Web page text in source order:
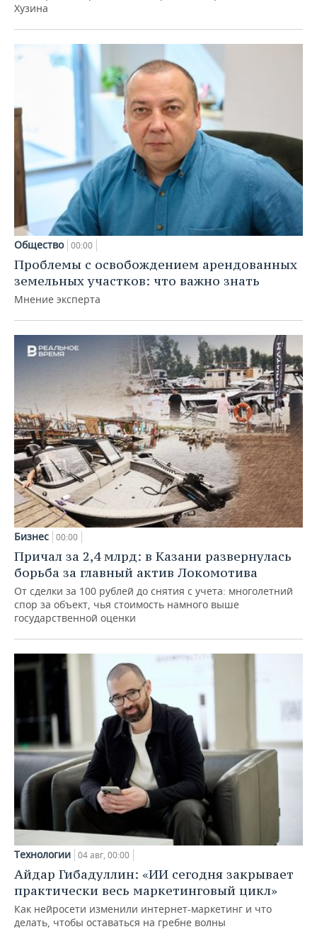
Хузина
Общество 00:00
Проблемы с освобождением арендованных
земельных участков: что важно знать
Мнение эксперта
Бизнес 00:00
Причал за 2,4 млрд: в Казани развернулась
борьба за главный актив Локомотива
От сделки за 100 рублей до снятия с учета: многолетний
спор за объект, чья стоимость намного выше
государственной оценки
Технологии 04 авг, 00:00
Айдар Гибадуллин: «ИИ сегодня закрывает
практически весь маркетинговый цикл»
Как нейросети изменили интернет-маркетинг и что
делать, чтобы оставаться на гребне волны